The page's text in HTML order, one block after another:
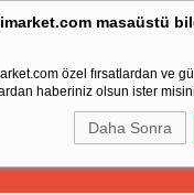
masaüstü
özel fırsatlardan ve
haberiniz olsun ister
Daha Sonra